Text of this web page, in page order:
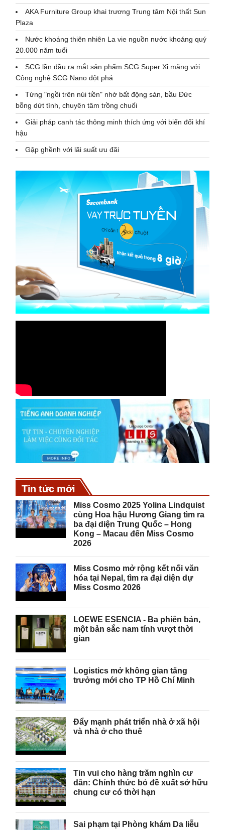
AKA Furniture Group khai trương Trung tâm Nội thất Sun
Plaza
Nước khoáng thiên nhiên La vie nguồn nước khoáng quý
20.000 năm tuổi
SCG lần đầu ra mắt sản phẩm SCG Super Xi măng với
Công nghệ SCG Nano đột phá
Từng "ngồi trên núi tiền" nhờ bất động sản, bầu Đức
bỗng dứt tình, chuyên tâm trồng chuối
Giải pháp canh tác thông minh thích ứng với biến đổi khí
hậu
Gập ghềnh với lãi suất ưu đãi
Tin tức mới
Miss Cosmo 2025 Yolina Lindquist
cùng Hoa hậu Hương Giang tìm ra
ba đại diện Trung Quốc – Hong
Kong – Macau đến Miss Cosmo
2026
Miss Cosmo mở rộng kết nối văn
hóa tại Nepal, tìm ra đại diện dự
Miss Cosmo 2026
LOEWE ESENCIA - Ba phiên bản,
một bản sắc nam tính vượt thời
gian
Logistics mở không gian tăng
trưởng mới cho TP Hồ Chí Minh
Đẩy mạnh phát triển nhà ở xã hội
và nhà ở cho thuê
Tin vui cho hàng trăm nghìn cư
dân: Chính thức bỏ đề xuất sở hữu
chung cư có thời hạn
Sai phạm tại Phòng khám Da liễu